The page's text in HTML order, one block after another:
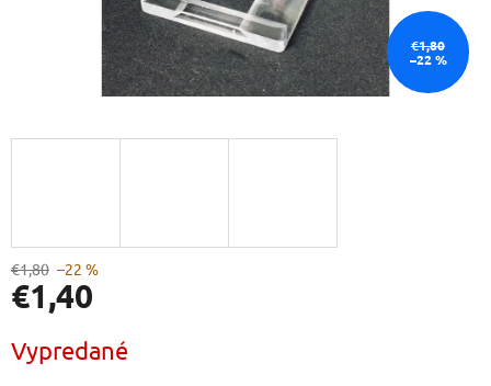
€1,80
–22 %
€1,80 –22 %
€1,40
cena:
Vypredané